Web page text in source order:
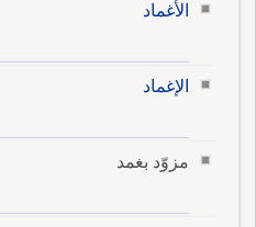
الأغماد
الإغماد
مزوّد بغمد